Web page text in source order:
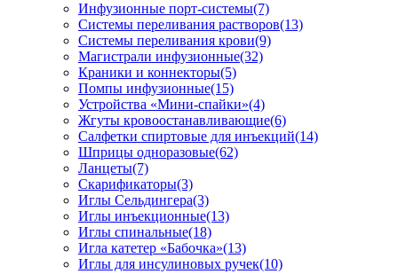
Инфузионные порт-системы(7)
Системы переливания растворов(13)
Системы переливания крови(9)
Магистрали инфузионные(32)
Краники и коннекторы(5)
Помпы инфузионные(15)
Устройства «Мини-спайки»(4)
Жгуты кровоостанавливающие(6)
Салфетки спиртовые для инъекций(14)
Шприцы одноразовые(62)
Ланцеты(7)
Скарификаторы(3)
Иглы Сельдингера(3)
Иглы инъекционные(13)
Иглы спинальные(18)
Игла катетер «Бабочка»(13)
Иглы для инсулиновых ручек(10)